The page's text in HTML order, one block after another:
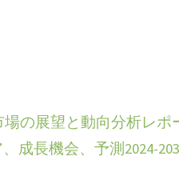
場の展望と動向分析レポ
成長機会、予測2024-